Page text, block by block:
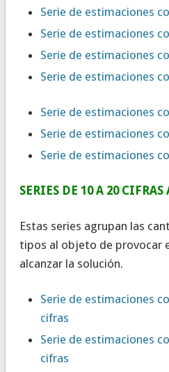
Serie de estimaciones
Serie de estimaciones
Serie de estimaciones
Serie de estimaciones
Serie de estimaciones
Serie de estimaciones
Serie de estimaciones
SERIES DE 10 A 20 CIFRAS
Estas series agrupan las
tipos al objeto de provocar
alcanzar la solución.
Serie de estimaciones
cifras
Serie de estimaciones
cifras